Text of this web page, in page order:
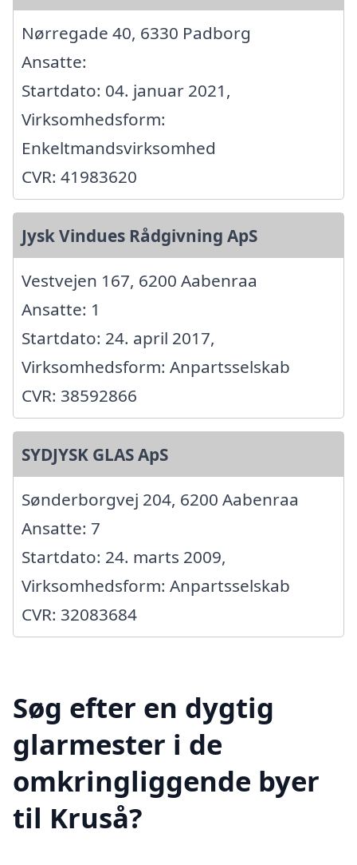
Nørregade 40, 6330 Padborg
Ansatte:
Startdato: 04. januar 2021,
Virksomhedsform:
Enkeltmandsvirksomhed
CVR: 41983620
Jysk Vindues Rådgivning ApS
Vestvejen 167, 6200 Aabenraa
Ansatte: 1
Startdato: 24. april 2017,
Virksomhedsform: Anpartsselskab
CVR: 38592866
SYDJYSK GLAS ApS
Sønderborgvej 204, 6200 Aabenraa
Ansatte: 7
Startdato: 24. marts 2009,
Virksomhedsform: Anpartsselskab
CVR: 32083684
Søg efter en dygtig
glarmester i de
omkringliggende byer
til Kruså?